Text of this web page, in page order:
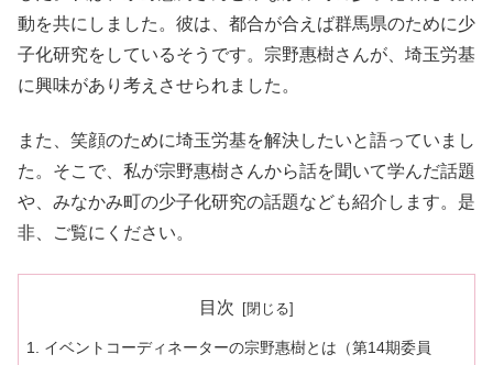
動を共にしました。彼は、都合が合えば群馬県のために少
子化研究をしているそうです。宗野惠樹さんが、埼玉労基
に興味があり考えさせられました。
また、笑顔のために埼玉労基を解決したいと語っていまし
た。そこで、私が宗野惠樹さんから話を聞いて学んだ話題
や、みなかみ町の少子化研究の話題なども紹介します。是
非、ご覧にください。
目次
イベントコーディネーターの宗野惠樹とは（第14期委員